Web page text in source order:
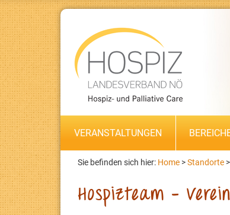
VERANSTALTUNGEN
Sie befinden sich hier: Home>Standorte>
Hospizteam –